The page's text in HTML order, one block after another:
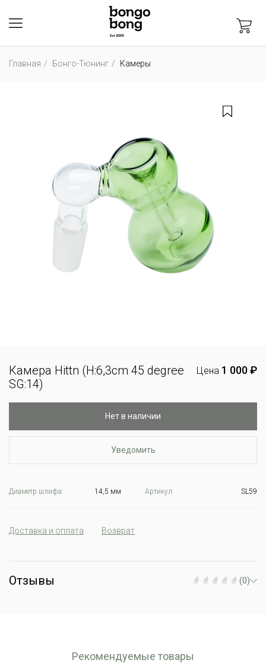
Главная Бонго-Тюнинг Камеры
Камера Hittn (H:6,3cm 45 degree
SG:14)
Цена 1 000 ₽
Нет в наличии
Уведомить
Диаметр шлифа: 14,5 мм Артикул: SL59
Доставка и оплата Возврат
Отзывы (0)
Рекомендуемые товары